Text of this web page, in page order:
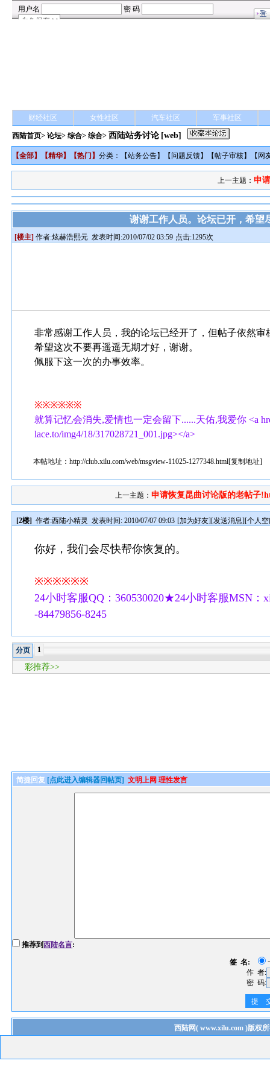
财经社区 女性社区 汽车社区 军事社区
西陆首页>论坛>综合> 综合> 西陆站务讨论 [web]
【全部】【精华】【热门 】分类：【站务公告】【问题反馈】【帖子审核】【 网
上一主题：申
谢谢工作人员。论坛已开，希望
[楼主] 作者:炫赫浩熙元 发表时间:2010/07/02 03:59 点击:1295次
非常感谢工作人员，我的论坛已经开了，但帖子依然审
希望这次不要再遥遥无期才好，谢谢。
佩服下这一次的办事效率。
※※※※※※
就算记忆会消失,爱情也一定会留下......天佑,我爱你 <a
lace.to/img4/18/317028721_001.jpg></a>
本帖地址：http://club.xilu.com/web/msgview-11025-1277348.html[复制地址]
上一主题： 申请恢复昆曲讨论版的老帖子
[2楼] 作者:西陆小精灵 发表时间: 2010/07/07 09:03 [加为好友][发送消息][个人
你好，我们会尽快帮你恢复的。
※※※※※※
24小时客服QQ：360530020★24小时客服MSN
-84479856-8245
分页 1
彩推荐>>
简捷回复 [点此进入编辑器回帖页] 文明上网 理性发言
推荐到西陆名言:
签 名:
作 者:
密 码:
提
西陆网( www.xilu.com)版权